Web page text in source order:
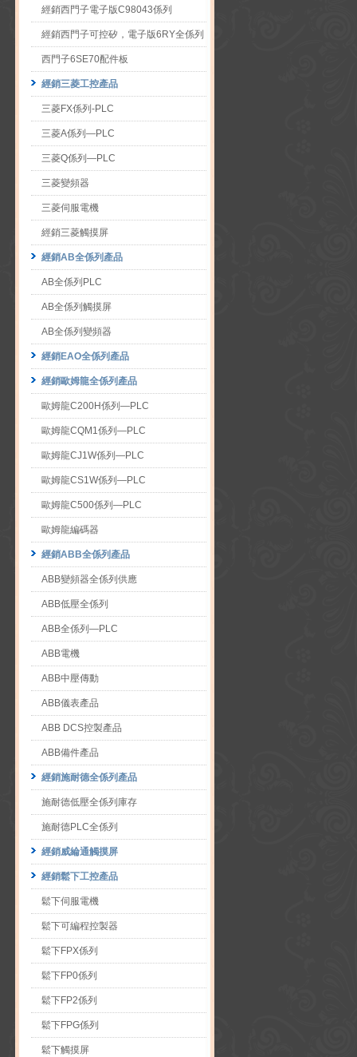
經銷西門子電子版C98043係列
經銷西門子可控矽，電子版6RY全係列
西門子6SE70配件板
經銷三菱工控產品
三菱FX係列-PLC
三菱A係列—PLC
三菱Q係列—PLC
三菱變頻器
三菱伺服電機
經銷三菱觸摸屏
經銷AB全係列產品
AB全係列PLC
AB全係列觸摸屏
AB全係列變頻器
經銷EAO全係列產品
經銷歐姆龍全係列產品
歐姆龍C200H係列—PLC
歐姆龍CQM1係列—PLC
歐姆龍CJ1W係列—PLC
歐姆龍CS1W係列—PLC
歐姆龍C500係列—PLC
歐姆龍編碼器
經銷ABB全係列產品
ABB變頻器全係列供應
ABB低壓全係列
ABB全係列—PLC
ABB電機
ABB中壓傳動
ABB儀表產品
ABB DCS控製產品
ABB備件產品
經銷施耐德全係列產品
施耐德低壓全係列庫存
施耐德PLC全係列
經銷威綸通觸摸屏
經銷鬆下工控產品
鬆下伺服電機
鬆下可編程控製器
鬆下FPX係列
鬆下FP0係列
鬆下FP2係列
鬆下FPG係列
鬆下觸摸屏